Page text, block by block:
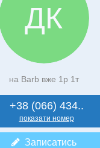
ДК
на Barb вже 1р 1т
+38 (066) 434..
показати номер
Записатись